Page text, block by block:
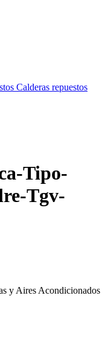
Calderas repuestos
Tipo-
Tgv-
y Aires Acondicionados